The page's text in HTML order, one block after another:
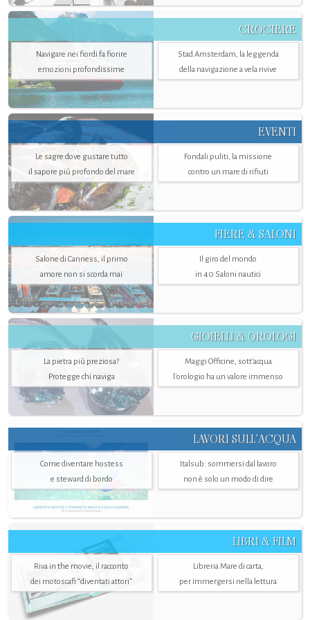
CROCIERE
Navigare nei fiordi fa fiorire
emozioni profondissime
Stad Amsterdam, la leggenda
della navigazione a vela rivive
EVENTI
Le sagre dove gustare tutto
il sapore più profondo del mare
Fondali puliti, la missione
contro un mare di rifiuti
FIERE & SALONI
Salone di Canness, il primo
amore non si scorda mai
Il giro del mondo
in 40 Saloni nautici
GIOIELLI & OROLOGI
La pietra più preziosa?
Protegge chi naviga
Maggi Officine, sott’acqua
l'orologio ha un valore immenso
LAVORI SULL’ACQUA
Come diventare hostess
e steward di bordo
Italsub: sommersi dal lavoro
non è solo un modo di dire
LIBRI & FILM
Riva in the movie, il racconto
dei motoscafi “diventati attori”
Libreria Mare di carta,
per immergersi nella lettura